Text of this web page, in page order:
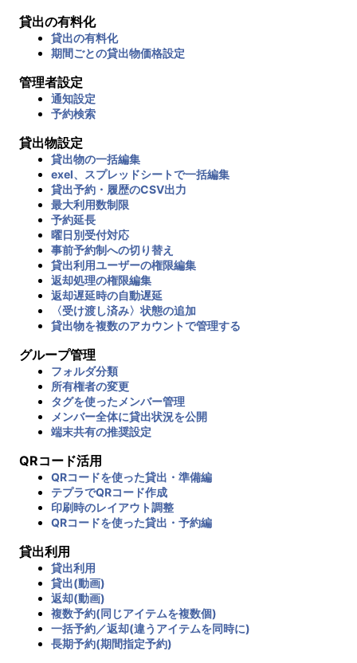
貸出の有料化
貸出の有料化
期間ごとの貸出物価格設定
管理者設定
通知設定
予約検索
貸出物設定
貸出物の一括編集
exel、スプレッドシートで一括編集
貸出予約・履歴のCSV出力
最大利用数制限
予約延長
曜日別受付対応
事前予約制への切り替え
貸出利用ユーザーの権限編集
返却処理の権限編集
返却遅延時の自動遅延
〈受け渡し済み〉状態の追加
貸出物を複数のアカウントで管理する
グループ管理
フォルダ分類
所有権者の変更
タグを使ったメンバー管理
メンバー全体に貸出状況を公開
端末共有の推奨設定
QRコード活用
QRコードを使った貸出・準備編
テプラでQRコード作成
印刷時のレイアウト調整
QRコードを使った貸出・予約編
貸出利用
貸出利用
貸出(動画)
返却(動画)
複数予約(同じアイテムを複数個)
一括予約／返却(違うアイテムを同時に)
長期予約(期間指定予約)